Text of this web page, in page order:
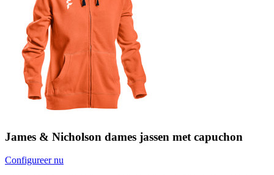
James & Nicholson dames jassen met capuchon
Configureer nu